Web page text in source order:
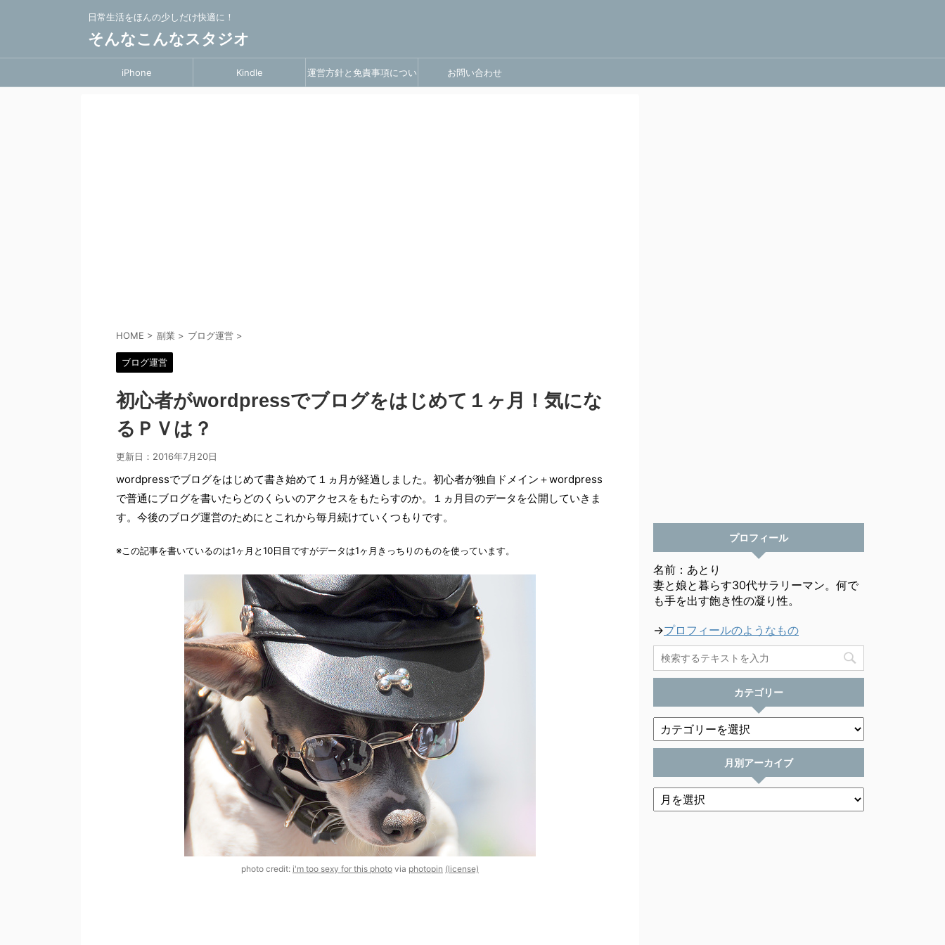
日常生活をほんの少しだけ快適に！
そんなこんなスタジオ
iPhone Kindle 運営方針と免責事項につい お問い合わせ
HOME > 副業 > ブログ運営 >
ブログ運営
初心者がwordpressでブログをはじめて１ヶ月！気にな
るＰＶは？
更新日： 2016年7月20日
wordpressでブログをはじめて書き始めて１ヵ月が経過しました。初心者が独自ドメイン＋wordpress
で普通にブログを書いたらどのくらいのアクセスをもたらすのか。１ヵ月目のデータを公開していきま
す。今後のブログ運営のためにとこれから毎月続けていくつもりです。
※この記事を書いているのは1ヶ月と10日目ですがデータは1ヶ月きっちりのものを使っています。
photo credit: i'm too sexy for this photo via photopin (license)
プロフィール
名前：あとり
妻と娘と暮らす30代サラリーマン。何で
も手を出す飽き性の凝り性。
→プロフィールのようなもの
カテゴリー
月別アーカイブ